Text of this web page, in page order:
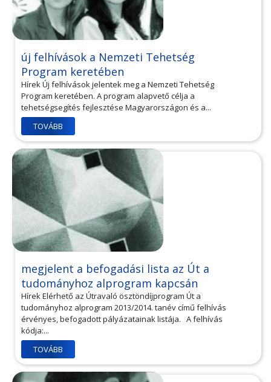
új felhívások a Nemzeti Tehetség
Program keretében
Hírek Új felhívások jelentek meg a Nemzeti Tehetség
Program keretében. A program alapvető célja a
tehetségsegítés fejlesztése Magyarországon és a...
TOVÁBB
megjelent a befogadási lista az Út a
tudományhoz alprogram kapcsán
Hírek Elérhető az Útravaló ösztöndíjprogram Út a
tudományhoz alprogram 2013/2014. tanév című felhívás
érvényes, befogadott pályázatainak listája. A felhívás
kódja:...
TOVÁBB